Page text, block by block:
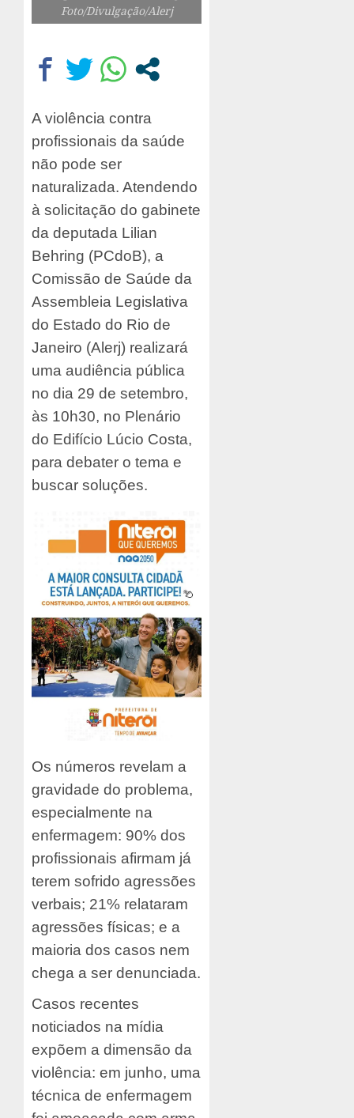
Foto/Divulgação/Alerj
A violência contra
profissionais da saúde
não pode ser
naturalizada. Atendendo
à solicitação do gabinete
da deputada Lilian
Behring (PCdoB), a
Comissão de Saúde da
Assembleia Legislativa
do Estado do Rio de
Janeiro (Alerj) realizará
uma audiência pública
no dia 29 de setembro,
às 10h30, no Plenário
do Edifício Lúcio Costa,
para debater o tema e
buscar soluções.
Os números revelam a
gravidade do problema,
especialmente na
enfermagem: 90% dos
profissionais afirmam já
terem sofrido agressões
verbais; 21% relataram
agressões físicas; e a
maioria dos casos nem
chega a ser denunciada.
Casos recentes
noticiados na mídia
expõem a dimensão da
violência: em junho, uma
técnica de enfermagem